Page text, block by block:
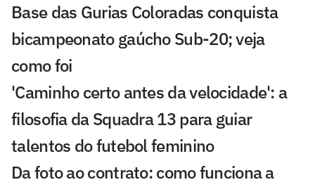
Base das Gurias Coloradas conquista
bicampeonato gaúcho Sub-20; veja
como foi
'Caminho certo antes da velocidade': a
filosofia da Squadra 13 para guiar
talentos do futebol feminino
Da foto ao contrato: como funciona a